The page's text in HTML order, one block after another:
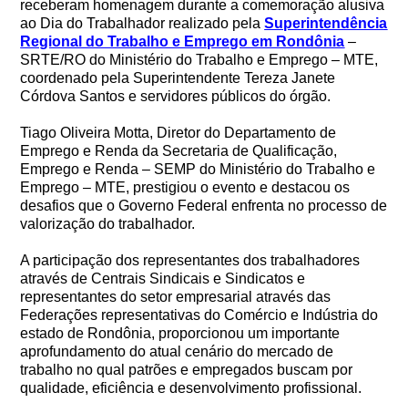
receberam homenagem durante a comemoração alusiva
ao Dia do Trabalhador realizado pelaSuperintendência
Regional do Trabalho e Emprego em Rondônia –
SRTE/RO do Ministério do Trabalho e Emprego – MTE,
coordenado pela Superintendente Tereza Janete
Córdova Santos e servidores públicos do órgão.
Tiago Oliveira Motta, Diretor do Departamento de
Emprego e Renda da Secretaria de Qualificação,
Emprego e Renda – SEMP do Ministério do Trabalho e
Emprego – MTE, prestigiou o evento e destacou os
desafios que o Governo Federal enfrenta no processo de
valorização do trabalhador.
A participação dos representantes dos trabalhadores
através de Centrais Sindicais e Sindicatos e
representantes do setor empresarial através das
Federações representativas do Comércio e Indústria do
estado de Rondônia, proporcionou um importante
aprofundamento do atual cenário do mercado de
trabalho no qual patrões e empregados buscam por
qualidade, eficiência e desenvolvimento profissional.